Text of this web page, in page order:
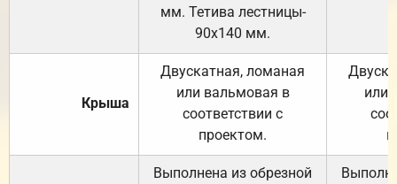
мм. Тетива лестницы-
90х140 мм.
Крыша
Двускатная, ломаная
или вальмовая в
соответствии с
проектом.
или
Выполнена из обрезной